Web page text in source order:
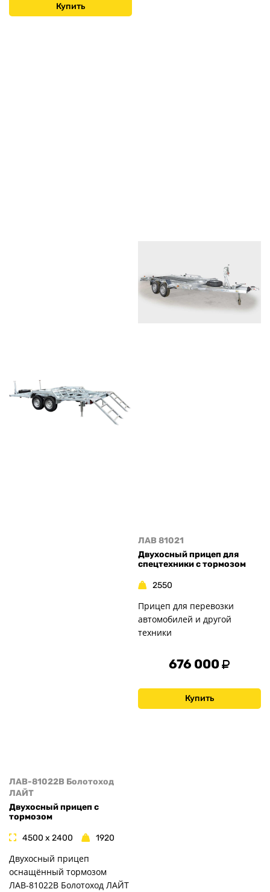
Купить
ЛАВ-81022B Болотоход
ЛАЙТ
Двухосный прицеп с
тормозом
4500 x 2400 1920
Двухосный прицеп
оснащённый тормозом
ЛАВ-81022В Болотоход ЛАЙТ
ЛАВ 81021
Двухосный прицеп для
спецтехники с тормозом
2550
Прицеп для перевозки
автомобилей и другой
техники
676 000
Купить